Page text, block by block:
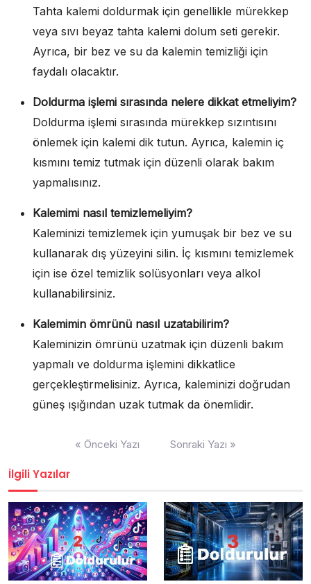
Tahta kalemi doldurmak için genellikle mürekkep
veya sıvı beyaz tahta kalemi dolum seti gerekir.
Ayrıca, bir bez ve su da kalemin temizliği için
faydalı olacaktır.
Doldurma işlemi sırasında nelere dikkat etmeliyim?
Doldurma işlemi sırasında mürekkep sızıntısını
önlemek için kalemi dik tutun. Ayrıca, kalemin iç
kısmını temiz tutmak için düzenli olarak bakım
yapmalısınız.
Kalemimi nasıl temizlemeliyim?
Kaleminizi temizlemek için yumuşak bir bez ve su
kullanarak dış yüzeyini silin. İç kısmını temizlemek
için ise özel temizlik solüsyonları veya alkol
kullanabilirsiniz.
Kalemimin ömrünü nasıl uzatabilirim?
Kaleminizin ömrünü uzatmak için düzenli bakım
yapmalı ve doldurma işlemini dikkatlice
gerçekleştirmelisiniz. Ayrıca, kaleminizi doğrudan
güneş ışığından uzak tutmak da önemlidir.
« Önceki Yazı Sonraki Yazı »
İlgili Yazılar